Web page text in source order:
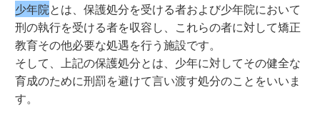
少年院とは、保護処分を受ける者および少年院において
刑の執行を受ける者を収容し、これらの者に対して矯正
教育その他必要な処遇を行う施設です。
そして、上記の保護処分とは、少年に対してその健全な
育成のために刑罰を避けて言い渡す処分のことをいいま
す。